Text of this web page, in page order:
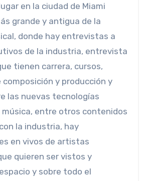
en la ciudad de Miami
grande y antigua de la
donde hay entrevistas a
de la industria, entrevista
tienen carrera, cursos,
y producción y
las nuevas tecnologías
música, entre otros contenidos
la industria, hay
en vivos de artistas
quieren ser vistos y
y sobre todo el